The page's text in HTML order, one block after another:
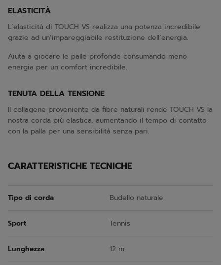
ELASTICITÀ
L’elasticità di TOUCH VS realizza una potenza incredibile
grazie ad un’impareggiabile restituzione dell’energia.
Aiuta a giocare le palle profonde consumando meno
energia per un comfort incredibile.
TENUTA DELLA TENSIONE
Il collagene proveniente da fibre naturali rende TOUCH VS la
nostra corda più elastica, aumentando il tempo di contatto
con la palla per una sensibilità senza pari.
CARATTERISTICHE TECNICHE
Tipo di corda Budello naturale
Sport Tennis
Lunghezza 12 m